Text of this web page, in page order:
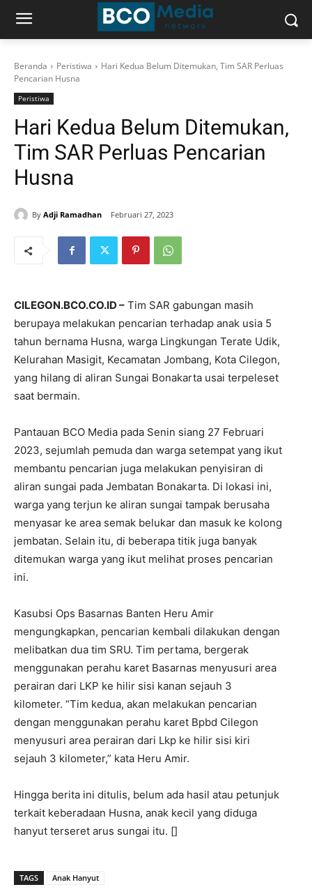
Beranda Peristiwa
Hari Kedua Belum Ditemukan, Tim SAR Perluas
Pencarian Husna
Peristiwa
Hari Kedua Belum Ditemukan,
Tim SAR Perluas Pencarian
Husna
By Adji Ramadhan Februari 27, 2023
CILEGON.BCO.CO.ID – Tim SAR gabungan masih
berupaya melakukan pencarian terhadap anak usia 5
tahun bernama Husna, warga Lingkungan Terate Udik,
Kelurahan Masigit, Kecamatan Jombang, Kota Cilegon,
yang hilang di aliran Sungai Bonakarta usai terpeleset
saat bermain.
Pantauan BCO Media pada Senin siang 27 Februari
2023, sejumlah pemuda dan warga setempat yang ikut
membantu pencarian juga melakukan penyisiran di
aliran sungai pada Jembatan Bonakarta. Di lokasi ini,
warga yang terjun ke aliran sungai tampak berusaha
menyasar ke area semak belukar dan masuk ke kolong
jembatan. Selain itu, di beberapa titik juga banyak
ditemukan warga yang ikut melihat proses pencarian
ini.
Kasubsi Ops Basarnas Banten Heru Amir
mengungkapkan, pencarian kembali dilakukan dengan
melibatkan dua tim SRU. Tim pertama, bergerak
menggunakan perahu karet Basarnas menyusuri area
perairan dari LKP ke hilir sisi kanan sejauh 3
kilometer. “Tim kedua, akan melakukan pencarian
dengan menggunakan perahu karet Bpbd Cilegon
menyusuri area perairan dari Lkp ke hilir sisi kiri
sejauh 3 kilometer,” kata Heru Amir.
Hingga berita ini ditulis, belum ada hasil atau petunjuk
terkait keberadaan Husna, anak kecil yang diduga
hanyut terseret arus sungai itu. []
TAGS Anak Hanyut